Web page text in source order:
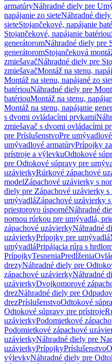
armatúryNáhradné diely pre
napájanie zo sieteNáhradné
sieteStojančekové, napájanie
Stojančekové, napájanie batériou
generátoromNáhradné diely pre
generátoromStojančeková
zmiešavačNáhradné diely pre
zmiešavačMontáž na stenu,
Montáž na stenu, napájané zo
batériouNáhradné diely pre
batériouMontáž na stenu,
Montáž na stenu, napájanie
s dvomi ovládacími prvkami
zmiešavač s dvomi ovládacími
pre PríslušenstvoPre
umývadlové armatúryPrípojky
prístroje a výlevkuOdtokové
pre Odtokové súpravy pre
uzávierkyRúrkové zápachové
modelZápachové uzávierky s
diely pre Zápachové uzávierky
umývadláZápachové uzávierky
priestorovo úspornéNáhradné
nornou rúrkou pre umývadlá,
zápachové uzávierkyNáhradné
uzávierkyPrípojky pre umývadlá
umývadláPripájacia rúra s
PrípojkyTesneniaPredĺženia
drezyNáhradné diely pre
zápachové uzávierkyNáhradné
uzávierkyDvojkomorové
drezNáhradné diely pre
drezPríslušenstvoOdtokové
Odtokové súpravy pre prístroje
uzávierkyPodomietkové
Podomietkové zápachové
uzávierkyNáhradné diely pre
uzávierkyPrípojkyPríslušenstvo
výlevkyNáhradné diely pre